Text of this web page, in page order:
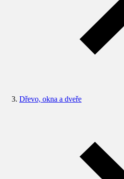
Dřevo, okna a dveře